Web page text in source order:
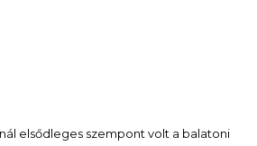
elsődleges szempont volt a balatoni